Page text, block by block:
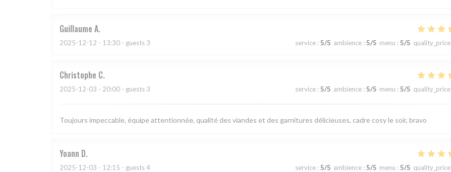
Guillaume A
2025-12-12 - 13:30 - guests 3 service : 5/5 ambience : 5/5 menu : 5/5 quality_price
Christophe C
2025-12-03 - 20:00 - guests 3 service : 5/5 ambience : 5/5 menu : 5/5 quality_price
Toujours impeccable, équipe attentionnée, qualité des viandes et des garnitures délicieuses, cadre cosy le soir, bravo
Yoann D
2025-12-03 - 12:15 - guests 4 service : 5/5 ambience : 5/5 menu : 5/5 quality_price